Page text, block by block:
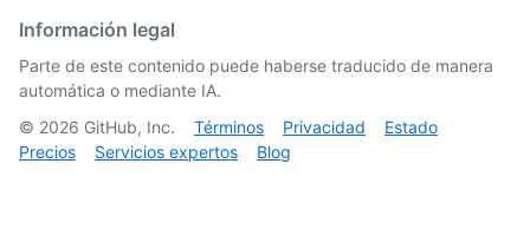
Información legal
Parte de este contenido puede haberse traducido de manera
automática o mediante IA.
© 2026 GitHub, Inc. Términos Privacidad
Estado
Precios
Servicios expertos Blog